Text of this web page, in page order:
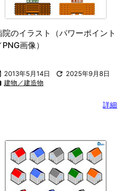
院のイラスト（パワーポイント
PNG画像）
2013年5月14日  2025年9月8日
建物／建造物
詳細